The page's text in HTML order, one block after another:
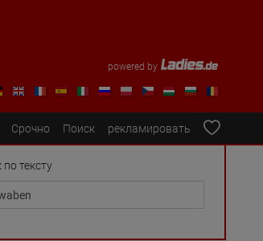
powered by
Срочно Поиск рекламировать
тексту